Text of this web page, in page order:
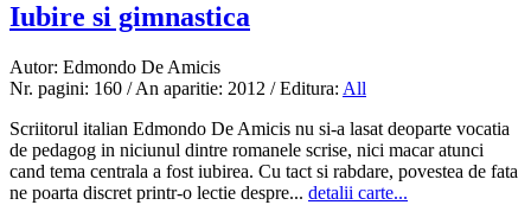
Iubire si gimnastica
Autor: Edmondo De Amicis
Nr. pagini: 160 / An aparitie: 2012 / Editura: All
Scriitorul italian Edmondo De Amicis nu si-a lasat deoparte vocatia
de pedagog in niciunul dintre romanele scrise, nici macar atunci
cand tema centrala a fost iubirea. Cu tact si rabdare, povestea de fata
ne poarta discret printr-o lectie despre... detalii carte...